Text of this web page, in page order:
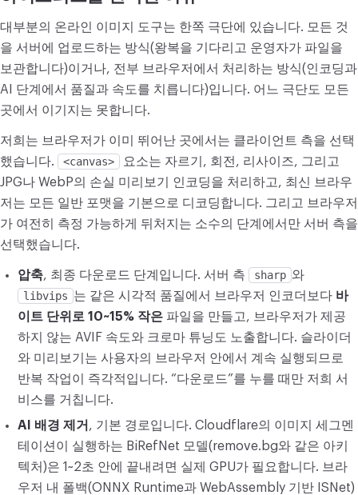
대부분의 온라인 이미지 도구는 한쪽 극단에 있습니다. 모든 것
을 서버에 업로드하는 방식(왕복을 기다리고 운영자가 파일을
보관합니다)이거나, 전부 브라우저에서 처리하는 방식(인코딩과
AI 단계에서 품질과 속도를 치릅니다)입니다. 어느 극단도 모든
곳에서 이기지는 못합니다.
저희는 브라우저가 이미 뛰어난 곳에서는 클라이언트 측을 선택
했습니다.
<canvas>
요소는 자르기, 회전, 리사이즈, 그리고
JPG나 WebP의 손실 미리보기 인코딩을 처리하고, 최신 브라우
저는 모든 일반 포맷을 기본으로 디코딩합니다. 그리고 브라우저
가 여전히 측정 가능하게 뒤처지는 소수의 단계에서만 서버 측을
선택했습니다.
압축, 최종 다운로드 단계입니다. 서버 측 sharp 와
libvips 는 같은 시각적 품질에서 브라우저 인코더보다 바
이트 단위로 10~15% 작은 파일을 만들고, 브라우저가 제공
하지 않는 AVIF 속도와 크로마 튜닝도 노출합니다. 슬라이더
와 미리보기는 사용자의 브라우저 안에서 계속 실행되므로
반복 작업이 즉각적입니다. “다운로드”를 누를 때만 저희 서
비스를 거칩니다.
AI 배경 제거 , 기본 경로입니다. Cloudflare의 이미지 세그멘
테이션이 실행하는 BiRefNet 모델(remove.bg와 같은 아키
텍처)은 1~2초 안에 끝내려면 실제 GPU가 필요합니다. 브라
우저 내 폴백(ONNX Runtime과 WebAssembly 기반 ISNet)